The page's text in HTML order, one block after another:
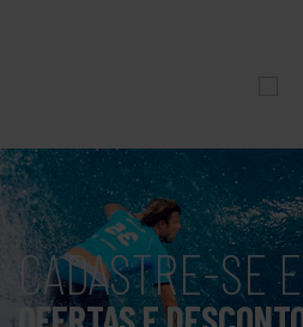
CADASTRE-SE